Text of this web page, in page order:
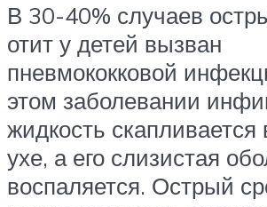
В 30-40% случаев
отит у детей вызван
пневмококковой
этом заболевании
жидкость скапливается
ухе, а его слизистая
воспаляется. Острый